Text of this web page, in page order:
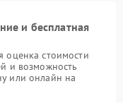
и бесплатная
оценка стоимости
и возможность
или онлайн на